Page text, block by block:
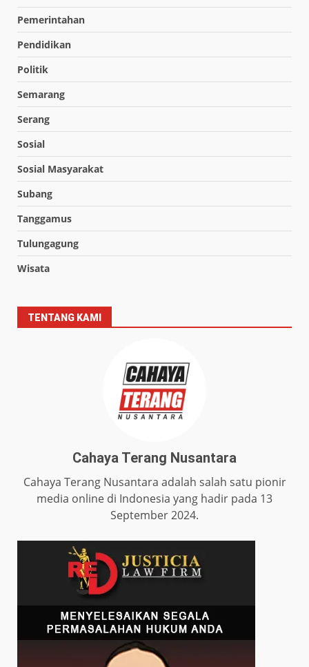
Pemerintahan
Pendidikan
Politik
Semarang
Serang
Sosial
Sosial Masyarakat
Subang
Tanggamus
Tulungagung
Wisata
TENTANG KAMI
Cahaya Terang Nusantara
Cahaya Terang Nusantara adalah salah satu pionir
media online di Indonesia yang hadir pada 13
September 2024.